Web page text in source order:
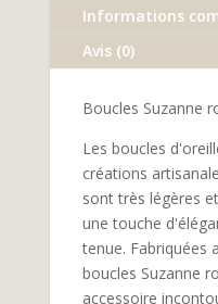
Informations
Avis (0)
Boucles Suzanne
Les boucles
créations
sont très légères
une touche
tenue. Fabriquées
boucles Suzanne
accessoire